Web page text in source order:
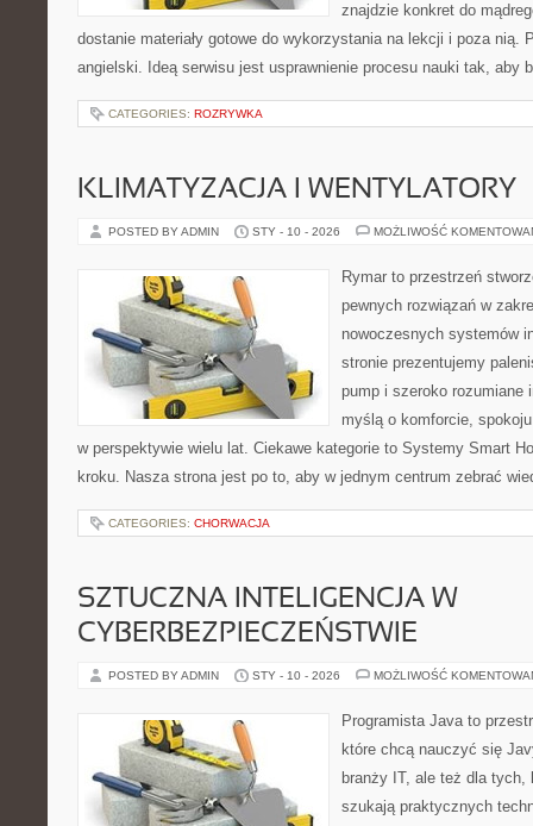
znajdzie konkret do
dostanie materiały gotowe do wykorzystania na lekcji i poza nią.
angielski. Ideą serwisu jest usprawnienie procesu nauki tak, aby
CATEGORIES: ROZRYWKA
KLIMATYZACJA I WENTYLATORY
POSTED BY ADMIN STY - 10 - 2026 MOŻLIWOŚĆ
Rymar to przestrzeń
pewnych rozwiązań w
nowoczesnych systemów
stronie prezentujemy
pump i szeroko rozumiane
myślą o komforcie,
w perspektywie wielu lat. Ciekawe kategorie to Systemy Smart
kroku. Nasza strona jest po to, aby w jednym centrum zebrać
CATEGORIES: CHORWACJA
SZTUCZNA INTELIGENCJA W
CYBERBEZPIECZEŃSTWIE
POSTED BY ADMIN STY - 10 - 2026 MOŻLIWOŚĆ
Programista Java to
które chcą nauczyć się
branży IT, ale też dla tych,
szukają praktycznych